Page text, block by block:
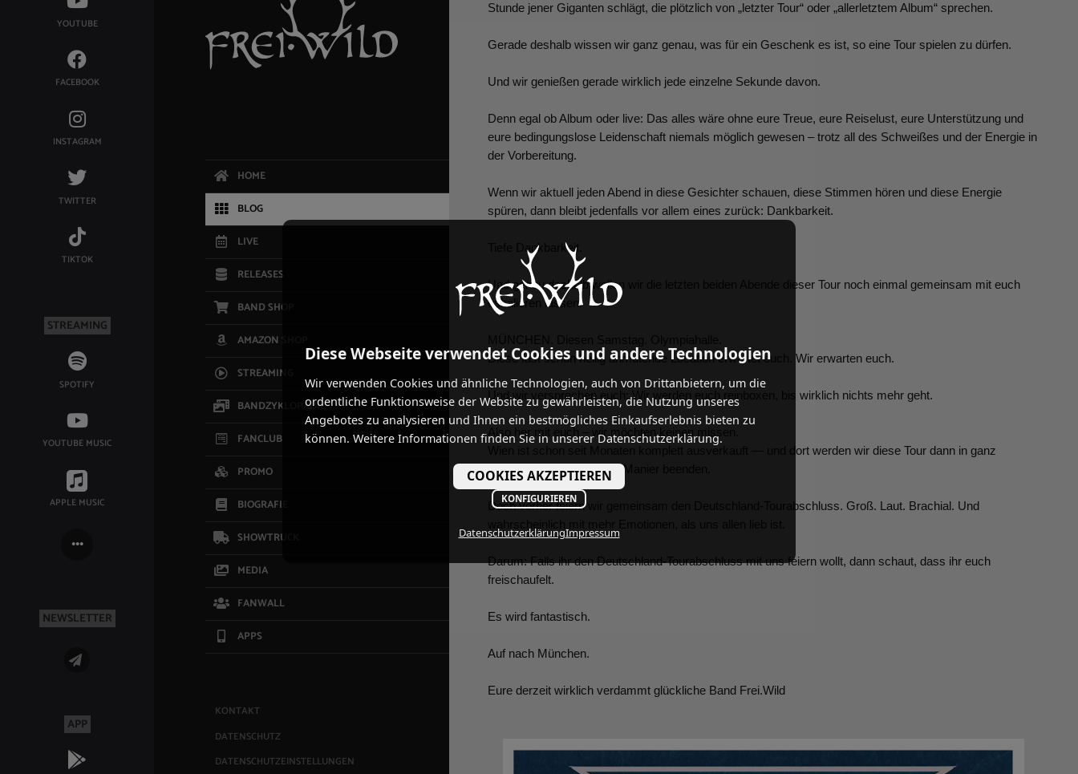
YOUTUBE
FACEBOOK
INSTAGRAM
TWITTER
TIKTOK
STREAMING
SPOTIFY
YOUTUBE MUSIC
APPLE MUSIC
NEWSLETTER
APP
HOME
BLOG
LIVE
RELEASES
BAND SHOP
AMAZON SHOP
STREAMING
BANDZYKLOPÄDIE
FANCLUB
PROMO
BIOGRAFIE
SHOWTRUCK
MEDIA
FANWALL
APPS
KONTAKT
DATENSCHUTZ
DATENSCHUTZEINSTELLUNGEN
Stunde jener Giganten schlägt, die plötzlich von „letzter Tour“ oder „allerletztem Album“ sprechen.
Gerade deshalb wissen wir ganz genau, was für ein Geschenk es ist, so eine Tour spielen zu dürfen.
Und wir genießen gerade wirklich jede einzelne Sekunde davon.
Denn egal ob Album oder live: Das alles wäre ohne eure Treue, eure Reiselust, eure Unterstützung und
eure bedingungslose Leidenschaft niemals möglich gewesen – trotz all des Schweißes und der Energie in
der Vorbereitung.
Wenn wir aktuell jeden Abend in diese Gesichter schauen, diese Stimmen hören und diese Energie
spüren, dann bleibt jedenfalls vor allem eines zurück: Dankbarkeit.
Tiefe Dankbarkeit.
Und genau deshalb wollen wir die letzten beiden Abende dieser Tour noch einmal gemeinsam mit euch
eskalieren lassen.
Diese fast schon heilig anmutende Location erwartet euch. Wir erwarten euch.
Und wir versprechen euch: Wir werden euch reinboxen, bis wirklich nichts mehr geht.
Also her mit euch – wir möchten keinen missen.
Wien ist schon seit Monaten komplett ausverkauft — und dort werden wir diese Tour dann in ganz
bestimmt feuchtfröhlicher Manier beenden.
Doch vorher feiern wir gemeinsam den Deutschland-Tourabschluss. Groß. Laut. Brachial. Und
Darum: Falls ihr den Deutschland-Tourabschluss mit uns feiern wollt, dann schaut, dass ihr euch
freischaufelt.
Es wird fantastisch.
Auf nach München.
Eure derzeit wirklich verdammt glückliche Band Frei.Wild
Diese Webseite verwendet Cookies und andere Technologien
Wir verwenden Cookies und ähnliche Technologien, auch von Drittanbietern, um die
ordentliche Funktionsweise der Website zu gewährleisten, die Nutzung unseres
Angebotes zu analysieren und Ihnen ein bestmögliches Einkaufserlebnis bieten zu
können. Weitere Informationen finden Sie in unserer Datenschutzerklärung.
COOKIES AKZEPTIEREN
KONFIGURIEREN
DatenschutzerklärungImpressum